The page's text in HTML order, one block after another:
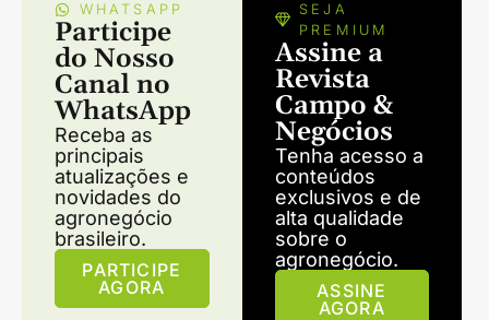
WHATSAPP
Participe
do Nosso
Canal no
WhatsApp
Receba as
principais
atualizações e
novidades do
agronegócio
brasileiro.
PARTICIPE
AGORA
SEJA
PREMIUM
Assine a
Revista
Campo &
Negócios
Tenha acesso a
conteúdos
exclusivos e de
alta qualidade
sobre o
agronegócio.
ASSINE
AGORA